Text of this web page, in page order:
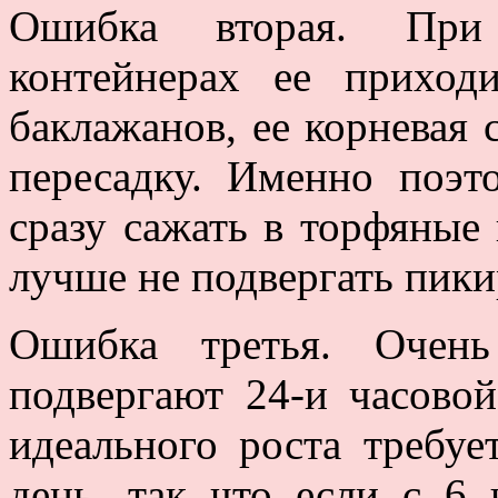
Ошибка вторая.
контейнерах ее
баклажанов, ее корневая
пересадку. Именно
сразу сажать в
лучше не подвергать
Ошибка третья.
подвергают 24-и
идеального роста